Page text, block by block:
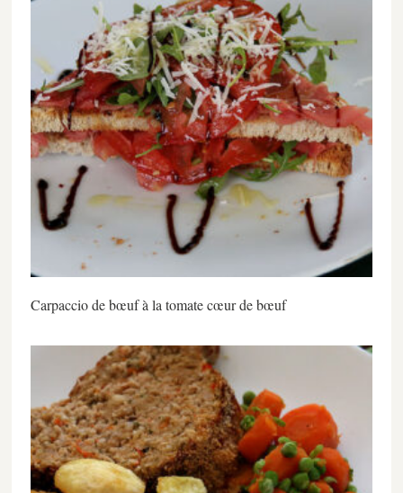
Carpaccio de bœuf à la tomate cœur de bœuf